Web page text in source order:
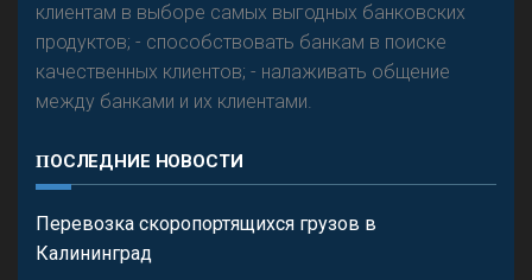
клиентам в выборе самых выгодных банковских
продуктов; - способствовать банкам в поиске
качественных клиентов; - налаживать общение
между банками и их клиентами.
ПОСЛЕДНИЕ НОВОСТИ
Перевозка скоропортящихся грузов в
Калининград